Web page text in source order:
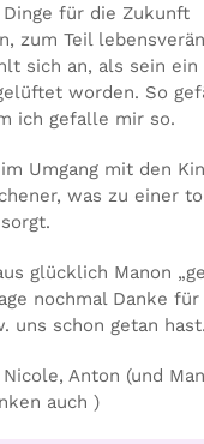
Dinge für die Zukunft
zum Teil
sich an, als sein
worden. So
ich gefalle mir so.
Umgang mit den
was zu einer
glücklich Manon
nochmal Danke
uns schon getan hast.
Anton (und
auch )